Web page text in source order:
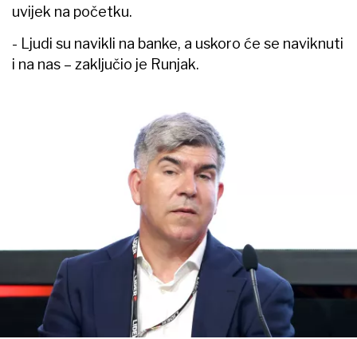
uvijek na početku.
- Ljudi su navikli na banke, a uskoro će se naviknuti
i na nas – zaključio je Runjak.